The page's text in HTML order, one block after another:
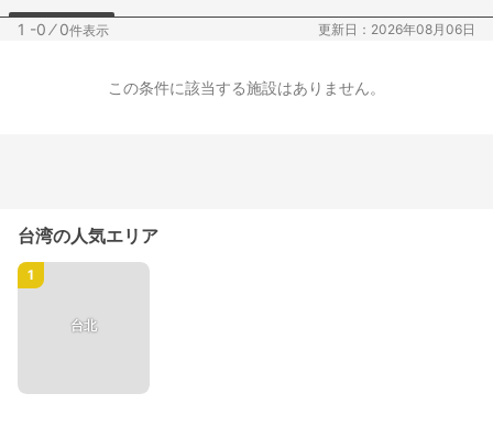
1 -0 ⁄0件表示 更新日：2026年08月06日
この条件に該当する施設はありません。
台湾の人気エリア
1
台北